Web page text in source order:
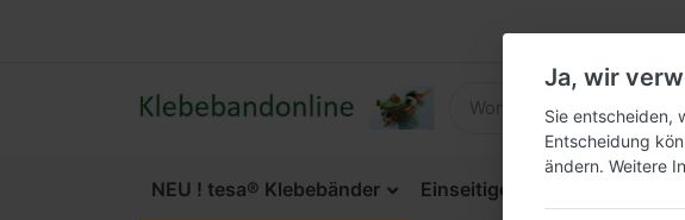
NEU ! tesa® Klebebänder Einseitige Klebebänder
Ja, wir
Sie entscheiden,
Entscheidung
ändern. Weitere